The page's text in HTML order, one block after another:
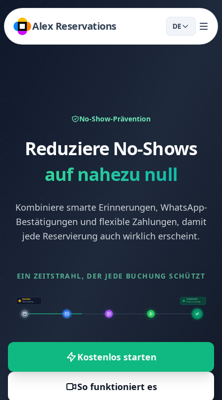
Alex Reservations DE
No-Show-Prävention
Reduziere No-Shows
auf nahezu null
Kombiniere smarte Erinnerungen, WhatsApp-
Bestätigungen und flexible Zahlungen, damit
jede Reservierung auch wirklich erscheint.
EIN ZEITSTRAHL, DER JEDE BUCHUNG SCHÜTZT
PENDING
New booking
CONFIRMED
Guest is coming
Kostenlos starten
So funktioniert es